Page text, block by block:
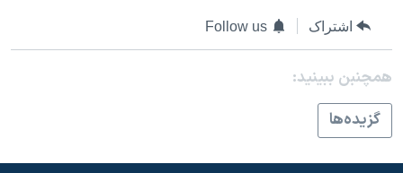
دادگاه حمید نوری
چهل سال گروگان‌گیری
قانون شفافیت دارائی کادر رهبری ایران
اشتراک Follow us
همچنبن ببینید:
گزيده‌ها